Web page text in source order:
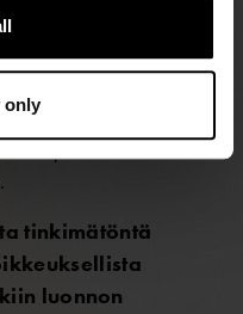
only
on suomalainen
ja valmistaa
kaikenlaiseen
tinkimätöntä
luonnon